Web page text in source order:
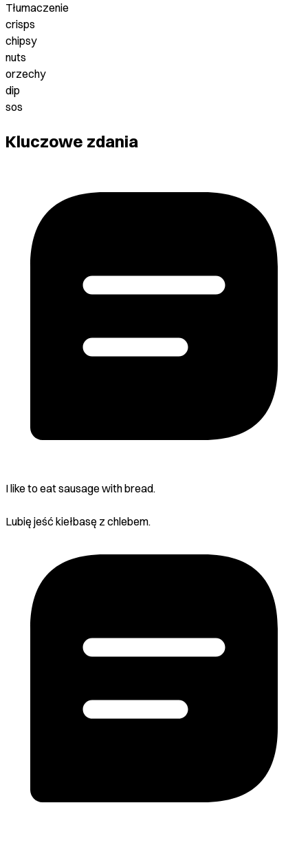
Tłumaczenie
crisps
chipsy
nuts
orzechy
dip
sos
Kluczowe zdania
I like to eat sausage with bread.
Lubię jeść kiełbasę z chlebem.